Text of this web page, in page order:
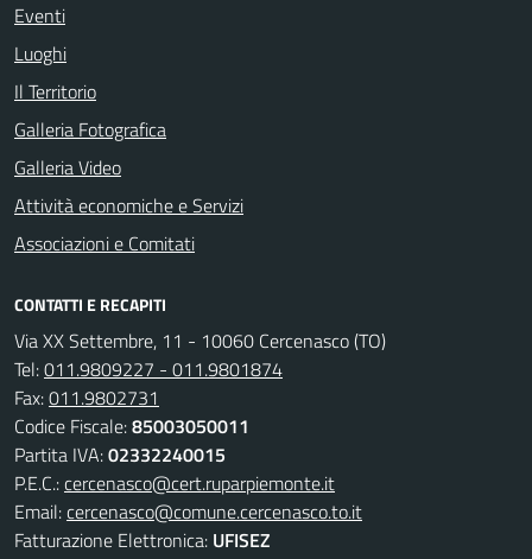
Eventi
Luoghi
Il Territorio
Galleria Fotografica
Galleria Video
Attività economiche e Servizi
Associazioni e Comitati
CONTATTI E RECAPITI
Via XX Settembre, 11 - 10060 Cercenasco (TO)
Tel:011.9809227 - 011.9801874
Fax:011.9802731
Codice Fiscale:85003050011
Partita IVA:02332240015
P.E.C.:cercenasco@cert.ruparpiemonte.it
Email:cercenasco@comune.cercenasco.to.it
Fatturazione Elettronica: UFISEZ